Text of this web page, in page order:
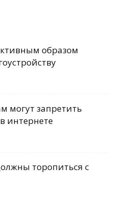
образом
могут запретить
интернете
торопиться с